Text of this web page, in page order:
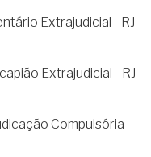
Extrajudicial - RJ
Extrajudicial - RJ
Compulsória